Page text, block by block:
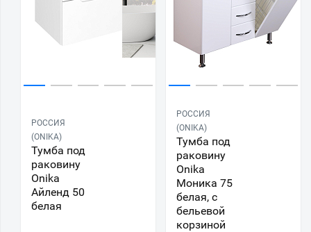
РОССИЯ
(ONIKA)
Тумба под
раковину
Onika
Айленд 50
белая
РОССИЯ
(ONIKA)
Тумба под
раковину
Onika
Моника 75
белая, с
бельевой
корзиной